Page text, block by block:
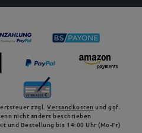
zzgl. Versandkosten und ggf.
nicht anders beschrieben
und Bestellung bis 14:00 Uhr (Mo-Fr)